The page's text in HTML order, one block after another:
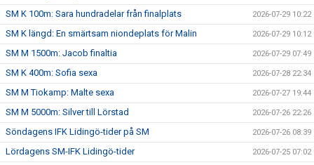
SM K 100m: Sara hundradelar från finalplats 2026-07-29 10:22
SM K längd: En smärtsam niondeplats för Malin 2026-07-29 10:12
SM M 1500m: Jacob finaltia 2026-07-29 07:49
SM K 400m: Sofia sexa 2026-07-28 22:34
SM M Tiokamp: Malte sexa 2026-07-27 19:44
SM M 5000m: Silver till Lörstad 2026-07-26 22:26
Söndagens IFK Lidingö-tider på SM 2026-07-26 08:39
Lördagens SM-IFK Lidingö-tider 2026-07-25 07:02